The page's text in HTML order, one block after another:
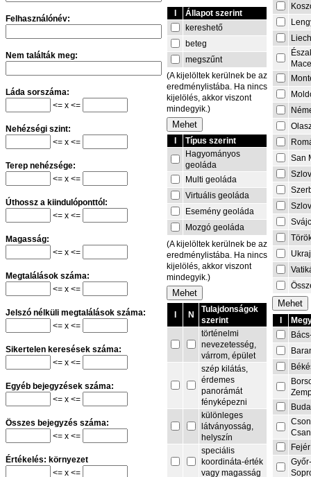
Felhasználónév:
Nem találták meg:
Láda sorszáma:
<= x <=
Nehézségi szint:
<= x <=
Terep nehézsége:
<= x <=
Úthossz a kiindulóponttól:
<= x <=
Magasság:
<= x <=
Megtalálások száma:
<= x <=
Jelszó nélküli megtalálások száma:
<= x <=
Sikertelen keresések száma:
<= x <=
Egyéb bejegyzések száma:
<= x <=
Összes bejegyzés száma:
<= x <=
Értékelés: környezet
<= x <=
I
Állapot szerint
kereshető
beteg
megszűnt
(A kijelöltek kerülnek be az
eredménylistába. Ha nincs
kijelölés, akkor viszont
mindegyik.)
Típus szerint
Hagyományos
geoláda
Multi geoláda
Virtuális geoláda
Esemény geoláda
Mozgó geoláda
(A kijelöltek kerülnek be az
eredménylistába. Ha nincs
kijelölés, akkor viszont
mindegyik.)
N
Tulajdonságok
szerint
történelmi
nevezetesség,
várrom, épület
szép kilátás,
érdemes
panorámát
fényképezni
különleges
látványosság,
helyszín
speciális
koordináta-érték
vagy magasság
San
Fejér